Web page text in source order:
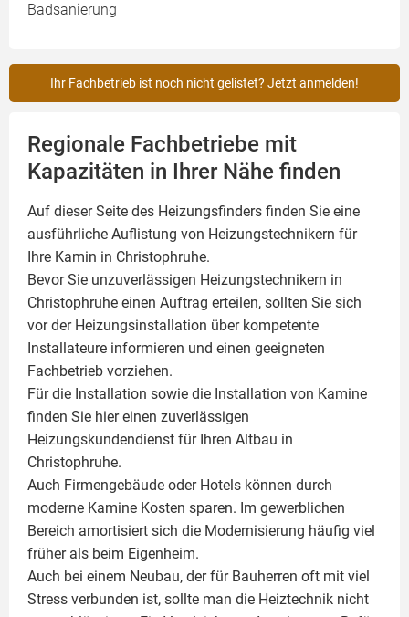
Badsanierung
Ihr Fachbetrieb ist noch nicht gelistet? Jetzt anmelden!
Regionale Fachbetriebe mit
Kapazitäten in Ihrer Nähe finden
Auf dieser Seite des Heizungsfinders finden Sie eine
ausführliche Auflistung von Heizungstechnikern für
Ihre Kamin in Christophruhe.
Bevor Sie unzuverlässigen Heizungstechnikern in
Christophruhe einen Auftrag erteilen, sollten Sie sich
vor der Heizungsinstallation über kompetente
Installateure informieren und einen geeigneten
Fachbetrieb vorziehen.
Für die Installation sowie die Installation von Kamine
finden Sie hier einen zuverlässigen
Heizungskundendienst für Ihren Altbau in
Christophruhe.
Auch Firmengebäude oder Hotels können durch
moderne Kamine Kosten sparen. Im gewerblichen
Bereich amortisiert sich die Modernisierung häufig viel
früher als beim Eigenheim.
Auch bei einem Neubau, der für Bauherren oft mit viel
Stress verbunden ist, sollte man die Heiztechnik nicht